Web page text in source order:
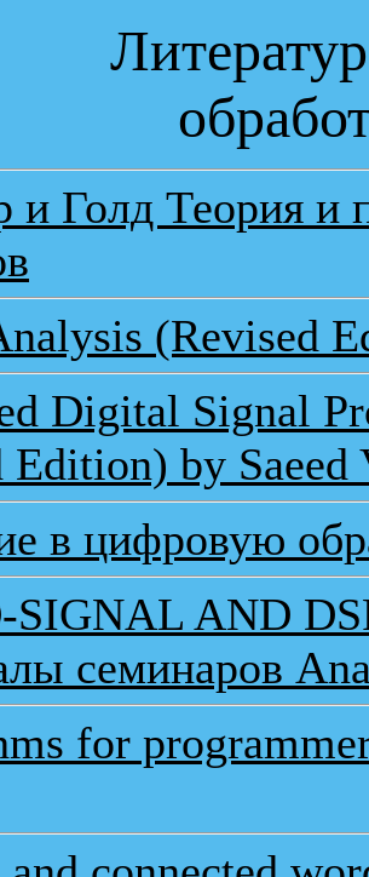
и Голд Теория и
(Revised
Digital Signal
Edition) by Saeed
в цифровую
AND
семинаров
for